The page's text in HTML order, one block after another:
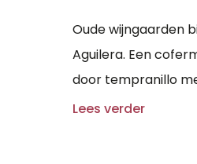
Oude wijngaarden
Aguilera. Een
door tempranillo
van de witte albillo.
Lees verder